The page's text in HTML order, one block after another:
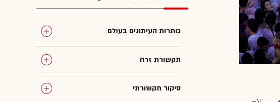
כותרות העיתונים בעולם
תקשורת זרה
סיקור תקשורתי